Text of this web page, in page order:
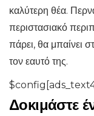
καλύτερη θέα.
περιστασιακό
πάρει, θα μπαίνει
τον εαυτό της.
Δοκιμάστε